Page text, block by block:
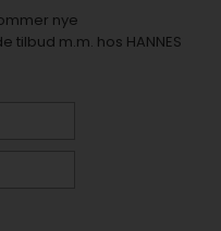
nye
m.m. hos HANNES